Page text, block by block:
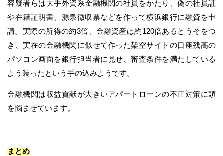
容疑者らは大手外資系金融機関の社員をかたり、偽の社員証
や在籍証明書、源泉徴収票などを作って横浜銀行に融資を申
請。実際の所得の約3倍、金融資産は約120倍あるとうそをつ
き、実在の金融機関に似せて作った架空サイトの口座残高の
パソコン画面を銀行担当者に見せ、審査条件を満たしている
よう装ったという手の込みようです。
金融機関は収益貢献が大きいアパートローンの不正対策に頭
を悩ませています。
まとめ